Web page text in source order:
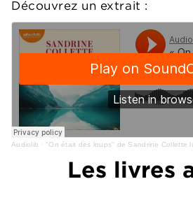
Découvrez un extrait :
Audiolib · "On était des loups" de Sandrine Collette
Les livres